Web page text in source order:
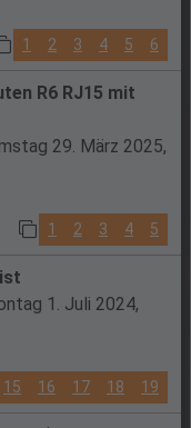
1 2 3 4 5 6
R6 RJ15 mit
29. März 2025,
1 2 3 4 5
1. Juli 2024,
15 16 17 18 19